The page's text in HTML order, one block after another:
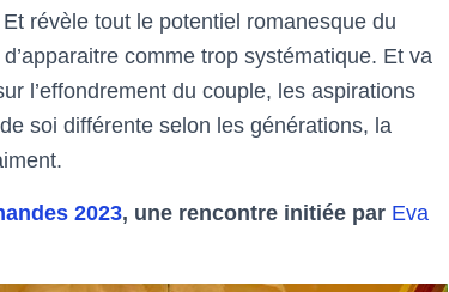
révèle tout le potentiel romanesque du
comme trop systématique. Et va
l’effondrement du couple, les aspirations
soi différente selon les générations, la
2023, une rencontre initiée par Eva